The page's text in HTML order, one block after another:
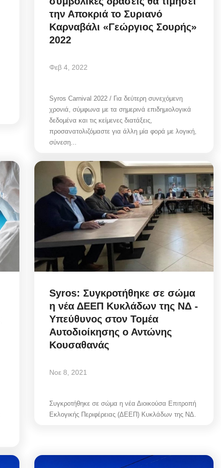
την Αποκριά το Συριανό
Καρναβάλι «Γεώργιος Σουρής»
2022
Φεβ 4, 2022
Syros Carnival 2022 / Για δεύτερη συνεχόμενη
χρονιά, σύμφωνα με τα σημερινά επιδημιολογικά
δεδομένα και τις κείμενες διατάξεις,
προσανατολιζόμαστε για άλλη μία φορά με λογική,
σύνεση...
Syros: Συγκροτήθηκε σε σώμα
η νέα ΔΕΕΠ Κυκλάδων της ΝΔ -
Υπεύθυνος στον Τομέα
Αυτοδιοίκησης ο Αντώνης
Κουσαθανάς
Νοε 8, 2021
Συγκροτήθηκε σε σώμα η νέα Διοικούσα Επιτροπή
Εκλογικής Περιφέρειας (ΔΕΕΠ) Κυκλάδων της ΝΔ.
Mykonos News